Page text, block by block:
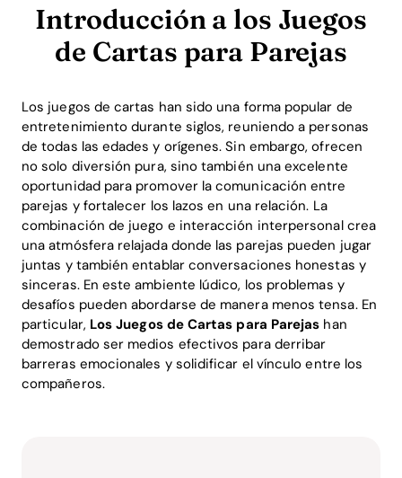
Introducción a los Juegos
de Cartas para Parejas
Los juegos de cartas han sido una forma popular de
entretenimiento durante siglos, reuniendo a personas
de todas las edades y orígenes. Sin embargo, ofrecen
no solo diversión pura, sino también una excelente
oportunidad para promover la comunicación entre
parejas y fortalecer los lazos en una relación. La
combinación de juego e interacción interpersonal crea
una atmósfera relajada donde las parejas pueden jugar
juntas y también entablar conversaciones honestas y
sinceras. En este ambiente lúdico, los problemas y
desafíos pueden abordarse de manera menos tensa. En
particular, Los Juegos de Cartas para Parejas han
demostrado ser medios efectivos para derribar
barreras emocionales y solidificar el vínculo entre los
compañeros.